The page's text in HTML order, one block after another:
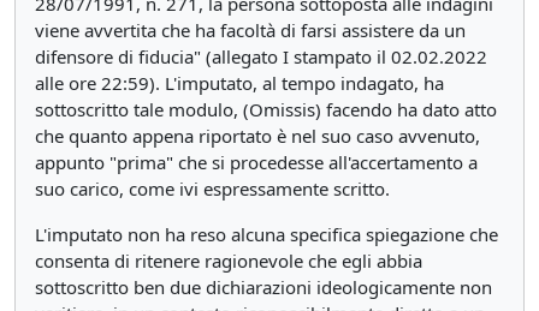
viene avvertita che ha facoltà di farsi assistere da un
difensore di fiducia" (allegato I stampato il 02.02.2022
alle ore 22:59). L'imputato, al tempo indagato, ha
sottoscritto tale modulo, (Omissis) facendo ha dato atto
che quanto appena riportato è nel suo caso avvenuto,
appunto "prima" che si procedesse all'accertamento a
suo carico, come ivi espressamente scritto.
L'imputato non ha reso alcuna specifica spiegazione che
consenta di ritenere ragionevole che egli abbia
sottoscritto ben due dichiarazioni ideologicamente non